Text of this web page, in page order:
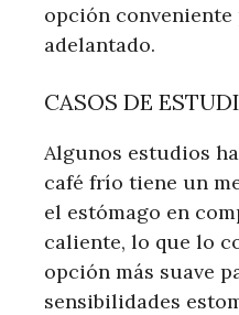
opción
adelantado.
CASOS DE
Algunos estudios
café frío tiene un
el estómago en
caliente, lo que lo
opción más suave
sensibilidades